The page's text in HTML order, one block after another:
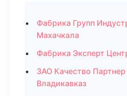
Фабрика Групп
Махачкала
Фабрика Эксперт
ЗАО Качество
Владикавказ